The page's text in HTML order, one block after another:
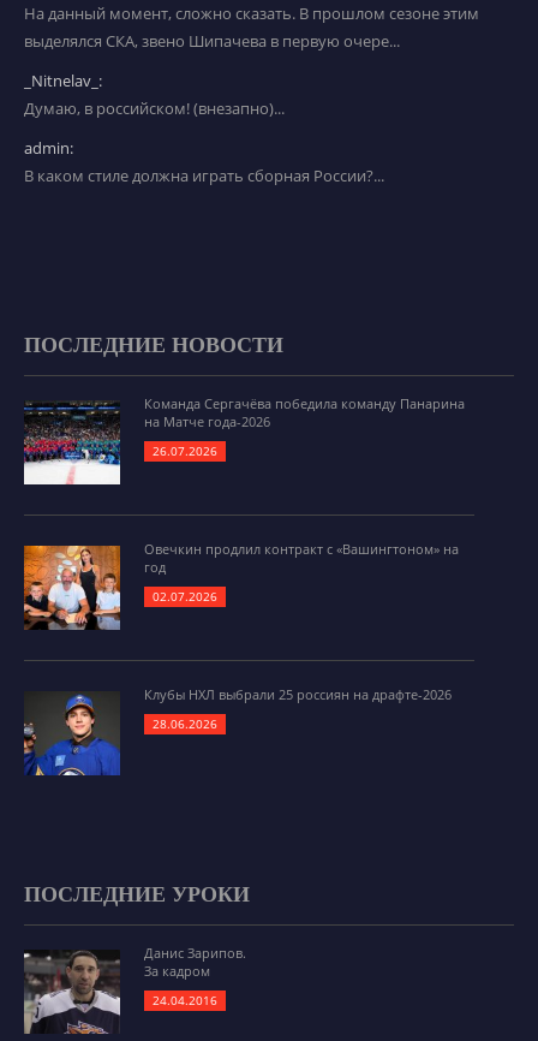
На данный момент, сложно сказать. В прошлом сезоне этим
выделялся СКА, звено Шипачева в первую очере...
_Nitnelav_:
Думаю, в российском! (внезапно)...
admin:
В каком стиле должна играть сборная России?...
ПОСЛЕДНИЕ НОВОСТИ
Команда Сергачёва победила команду Панарина
на Матче года-2026
26.07.2026
Овечкин продлил контракт с «Вашингтоном» на
год
02.07.2026
Клубы НХЛ выбрали 25 россиян на драфте-2026
28.06.2026
ПОСЛЕДНИЕ УРОКИ
Данис Зарипов.
За кадром
24.04.2016